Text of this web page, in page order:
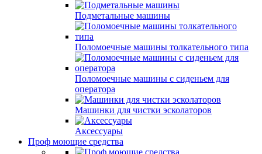
Подметальные машины
Поломоечные машины толкательного типа
Поломоечные машины с сиденьем для
оператора
Машинки для чистки эсколаторов
Аксессуары
Проф моющие средства